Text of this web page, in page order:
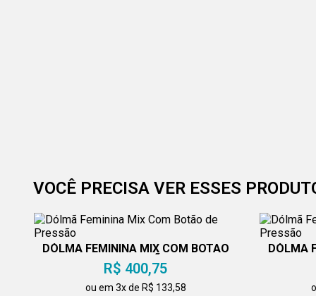
VOCÊ PRECISA VER ESSES
DÓLMÃ FEMININA MIX COM BOTÃO
DE PRESSÃO
R$ 400,75
ou em 3x de R$ 133,58
DÓLMÃ